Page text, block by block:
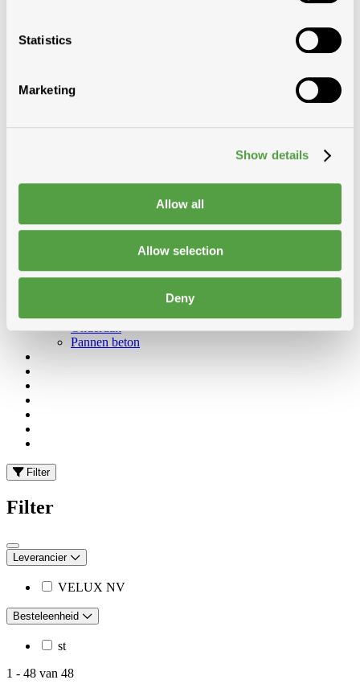
Statistics
Marketing
Show details
Allow all
Allow selection
Deny
Vensterbank LFI
Ferov metalen dakvensters
Lichtstraten en verandaplaten
Pergolux
Luxlight dakraam
Vezelcement leien en toebehoren
Onderdak
Pannen beton
Filter
Filter
Leverancier
VELUX NV
Besteleenheid
st
1 - 48 van 48